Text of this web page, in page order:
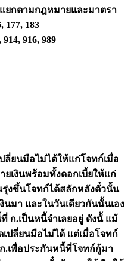
ยกตามกฎหมายและมาตรา
177, 183
916, 989
ลี่ยนมือไม่ได้ให้แก่โจทก์เมื่อ
เงินพร้อมทั้งดอกเบี้ยให้แก่
รุ่งขึ้นโจทก์ได้สลักหลังตั๋วนั้น
มา และในวันเดียวกันนั้นเอง
ก.เป็นหนี้จำเลยอยู่ ดังนั้ แม้
ปลี่ยนมือไม่ได้ แต่เมื่อโจทก์
.เพื่อประกันหนี้ที่โจทก์กู้มา